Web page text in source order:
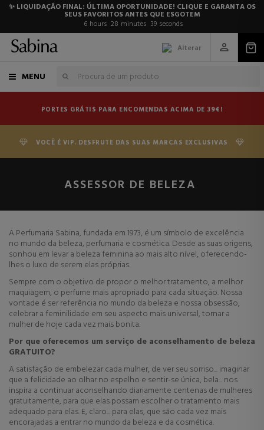
✨ LIQUIDAÇÃO FINAL: ÚLTIMA OPORTUNIDADE! CLIQUE E GARANTA OS
SEUS FAVORITOS ANTES QUE ESGOTEM
6 hours 28 minutes 39 seconds
Alterar
MENU
PORTES GRÁTIS PARA ENCOMENDAS ACIMA DE 39€!
VOCÊ É VIP. DESFRUTE DAS SUAS MARCAS EXCLUSIVAS
ASSESSOR DE BELEZA
A Perfumaria Sabina, fundada em 1973, é um símbolo de excelência
no mundo da beleza, perfumaria e cosmética. Desde as suas origens,
sonhou em levar a beleza feminina ao mais alto nível, oferecendo-
lhes o luxo de serem elas próprias.
Sempre com o objetivo de propor o melhor tratamento, a melhor
maquiagem, o perfume mais apropriado para cada situação. Nossa
vontade é ser referência no mundo da beleza e nossa obsessão,
celebrar a feminilidade em seu aspecto mais universal, tornar a
mulher de hoje cada vez mais bonita.
Por que oferecemos um serviço de aconselhamento de beleza
GRATUITO?
A satisfação de embelezar cada mulher, de ver seu sorriso... imaginar
que a felicidade ao olhar no espelho e sentir-se única, bela... nos
inspira a continuar aconselhando diariamente centenas de mulheres
gratuitamente, para que elas possam escolher o tratamento mais
adequado para elas. E, claro... para elas, que são cada vez mais
encorajadas a entrar no mundo da beleza e da cosmética.